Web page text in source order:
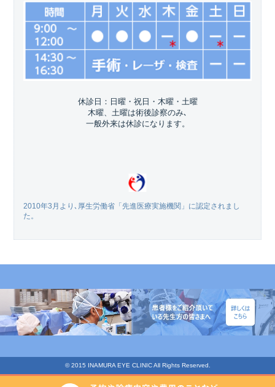
休診日：日曜・祝日・木曜・土曜
木曜、土曜は術後診察のみ､
一般外来は休診になります。
2010年3月より､厚生労働省「先進医療実施機関」に認定されまし
た。
© 2015 INAMURA EYE CLINIC All Rights Reserved.